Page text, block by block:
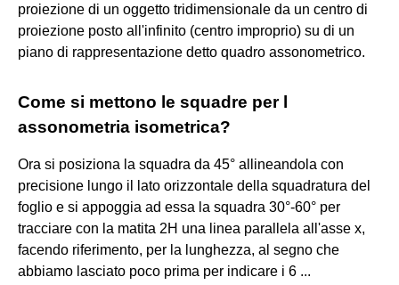
proiezione di un oggetto tridimensionale da un centro di
proiezione posto all'infinito (centro improprio) su di un
piano di rappresentazione detto quadro assonometrico.
Come si mettono le squadre per l
assonometria isometrica?
Ora si posiziona la squadra da 45° allineandola con
precisione lungo il lato orizzontale della squadratura del
foglio e si appoggia ad essa la squadra 30°-60° per
tracciare con la matita 2H una linea parallela all'asse x,
facendo riferimento, per la lunghezza, al segno che
abbiamo lasciato poco prima per indicare i 6 ...